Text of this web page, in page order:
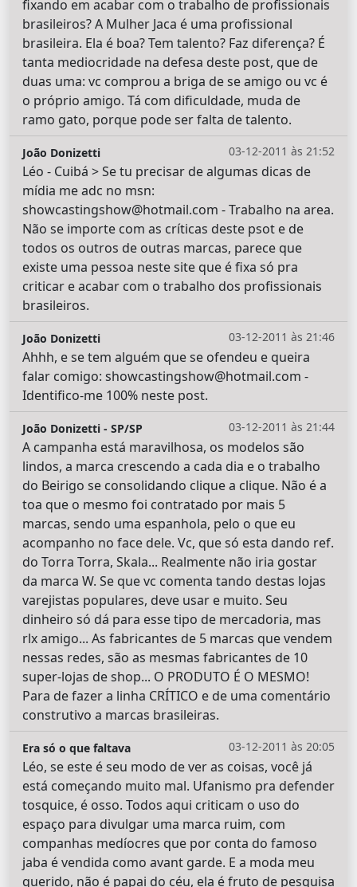
fixando em acabar com o trabalho de profissionais
brasileiros? A Mulher Jaca é uma profissional
brasileira. Ela é boa? Tem talento? Faz diferença? É
tanta mediocridade na defesa deste post, que de
duas uma: vc comprou a briga de se amigo ou vc é
o próprio amigo. Tá com dificuldade, muda de
ramo gato, porque pode ser falta de talento.
03-12-2011 às 21:52
João Donizetti
Léo - Cuibá > Se tu precisar de algumas dicas de
mídia me adc no msn:
showcastingshow@hotmail.com - Trabalho na area.
Não se importe com as críticas deste psot e de
todos os outros de outras marcas, parece que
existe uma pessoa neste site que é fixa só pra
criticar e acabar com o trabalho dos profissionais
brasileiros.
03-12-2011 às 21:46
João Donizetti
Ahhh, e se tem alguém que se ofendeu e queira
falar comigo: showcastingshow@hotmail.com -
Identifico-me 100% neste post.
03-12-2011 às 21:44
João Donizetti - SP/SP
A campanha está maravilhosa, os modelos são
lindos, a marca crescendo a cada dia e o trabalho
do Beirigo se consolidando clique a clique. Não é a
toa que o mesmo foi contratado por mais 5
marcas, sendo uma espanhola, pelo o que eu
acompanho no face dele. Vc, que só esta dando ref.
do Torra Torra, Skala... Realmente não iria gostar
da marca W. Se que vc comenta tando destas lojas
varejistas populares, deve usar e muito. Seu
dinheiro só dá para esse tipo de mercadoria, mas
rlx amigo... As fabricantes de 5 marcas que vendem
nessas redes, são as mesmas fabricantes de 10
super-lojas de shop... O PRODUTO É O MESMO!
Para de fazer a linha CRÍTICO e de uma comentário
construtivo a marcas brasileiras.
03-12-2011 às 20:05
Era só o que faltava
Léo, se este é seu modo de ver as coisas, você já
está começando muito mal. Ufanismo pra defender
tosquice, é osso. Todos aqui criticam o uso do
espaço para divulgar uma marca ruim, com
companhas medíocres que por conta do famoso
jaba é vendida como avant garde. E a moda meu
querido, não é papai do céu, ela é fruto de pesquisa